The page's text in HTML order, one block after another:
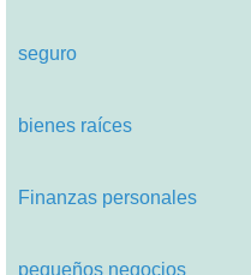
seguro
bienes raíces
Finanzas personales
pequeños negocios